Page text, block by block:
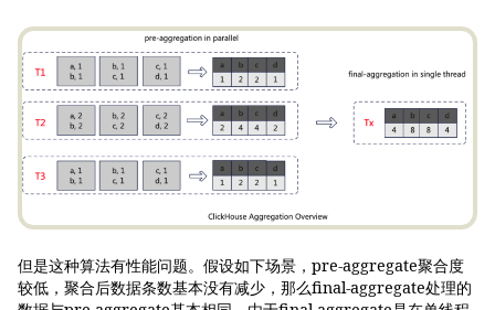
但是这种算法有性能问题。假设如下场景，pre-aggregate聚合度
较低，聚合后数据条数基本没有减少，那么final-aggregate处理的